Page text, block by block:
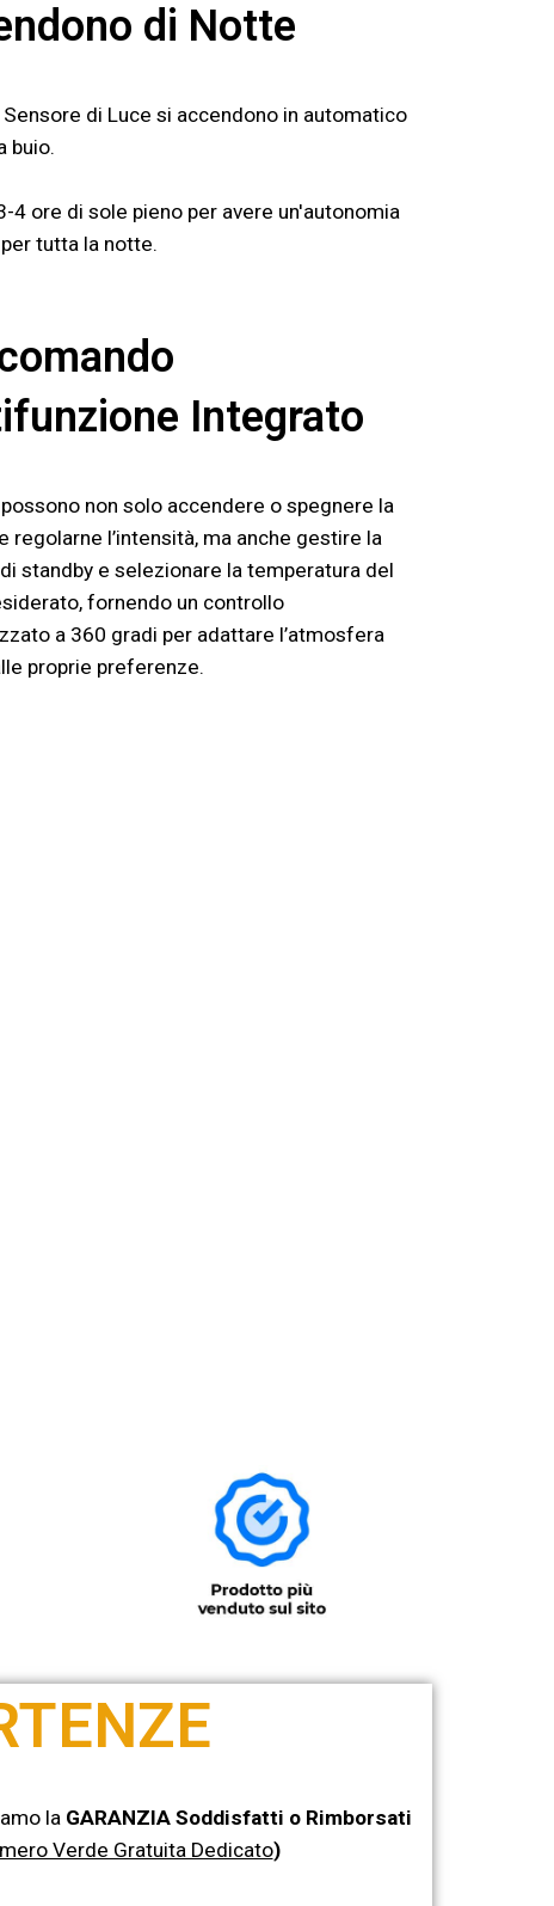
di Notte
di Luce si accendono in automatico
buio.
4 ore di sole pieno per avere un'autonomia
tutta la notte.
Integrato
non solo accendere o spegnere la
regolarne l’intensità, ma anche gestire la
standby e selezionare la temperatura del
fornendo un controllo
a 360 gradi per adattare l’atmosfera
proprie preferenze.
la GARANZIA Soddisfatti o Rimborsati
Verde Gratuita Dedicato)